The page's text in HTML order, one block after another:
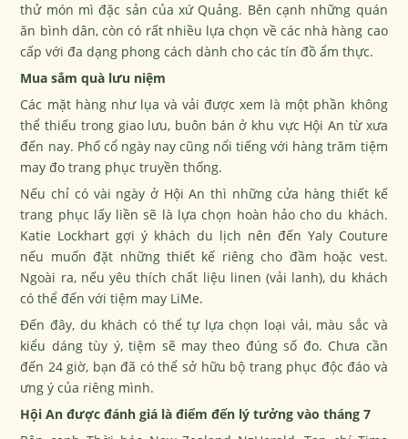
thử món mì đặc sản của xứ Quảng. Bên cạnh những quán
ăn bình dân, còn có rất nhiều lựa chọn về các nhà hàng cao
cấp với đa dạng phong cách dành cho các tín đồ ẩm thực.
Mua sắm quà lưu niệm
Các mặt hàng như lụa và vải được xem là một phần không
thể thiếu trong giao lưu, buôn bán ở khu vực Hội An từ xưa
đến nay. Phố cổ ngày nay cũng nổi tiếng với hàng trăm tiệm
may đo trang phục truyền thống.
Nếu chỉ có vài ngày ở Hội An thì những cửa hàng thiết kế
trang phục lấy liền sẽ là lựa chọn hoàn hảo cho du khách.
Katie Lockhart gợi ý khách du lịch nên đến Yaly Couture
nếu muốn đặt những thiết kế riêng cho đầm hoặc vest.
Ngoài ra, nếu yêu thích chất liệu linen (vải lanh), du khách
có thể đến với tiệm may LiMe.
Đến đây, du khách có thể tự lựa chọn loại vải, màu sắc và
kiểu dáng tùy ý, tiệm sẽ may theo đúng số đo. Chưa cần
đến 24 giờ, bạn đã có thể sở hữu bộ trang phục độc đáo và
ưng ý của riêng mình.
Hội An được đánh giá là điểm đến lý tưởng vào tháng 7